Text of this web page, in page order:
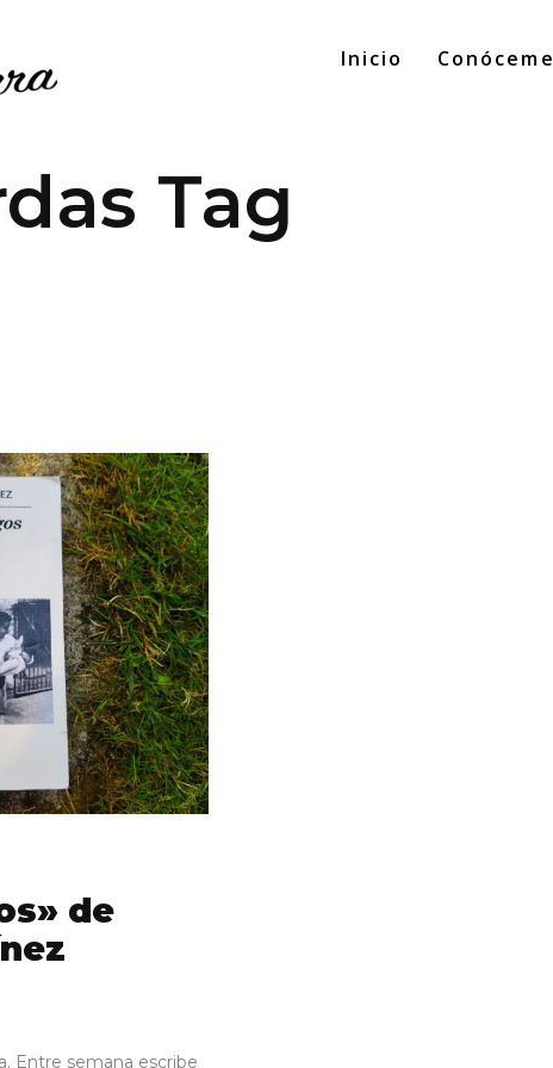
Inicio Conóceme
Tag
de
Entre semana escribe